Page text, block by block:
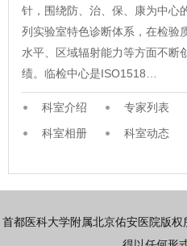
针，围绕防、治、保、康为中心
列实验室特色诊断体系，在检验
水平、区域辐射能力等方面不断
绩。临检中心是ISO1518…
科室介绍 专家列表
科室相册
科室动态
首都医科大学附属北京佑安医院版